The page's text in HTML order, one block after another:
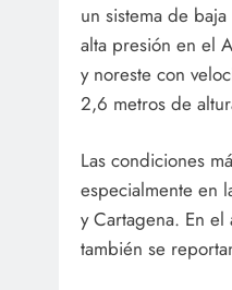
un sistema de
alta presión en el
y noreste con
2,6 metros de
Las condiciones
especialmente en
y Cartagena. En
también se